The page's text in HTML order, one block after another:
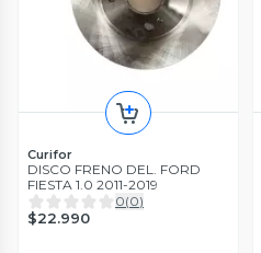
Curifor
DISCO FRENO DEL. FORD
FIESTA 1.0 2011-2019
0(0)
$22.990